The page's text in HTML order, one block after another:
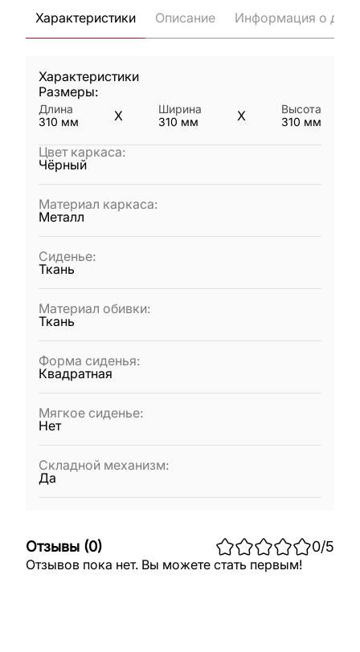
Характеристики Описание Информация о
Характеристики
Размеры:
Длина
310 мм X
Ширина
310 мм X
Высота
310 мм
Цвет каркаса:
Чёрный
Материал каркаса:
Металл
Сиденье:
Ткань
Материал обивки:
Ткань
Форма сиденья:
Квадратная
Мягкое сиденье:
Нет
Складной механизм:
Да
Отзывы (0) 0/5
Отзывов пока нет. Вы можете стать первым!